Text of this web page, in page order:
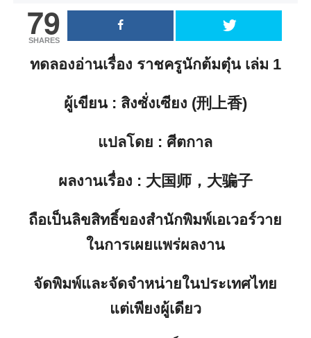
79
SHARES
ทดลองอ่านเรื่อง ราชครูนักต้มตุ๋น เล่ม 1
ผู้เขียน: สิงซั่งเซียง (刑上香)
แปลโดย : ศีตกาล
ผลงานเรื่อง : 大国师，大骗子
ถือเป็นลิขสิทธิ์ของสำนักพิมพ์เอเวอร์วาย
ในการเผยแพร่ผลงาน
จัดพิมพ์และจัดจำหน่ายในประเทศไทย
แต่เพียงผู้เดียว